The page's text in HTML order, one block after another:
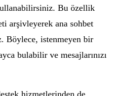
Bu özellik
arşivleyerek ana sohbet
Böylece, istenmeyen bir
bulabilir ve mesajlarınızı
hizmetlerinden de